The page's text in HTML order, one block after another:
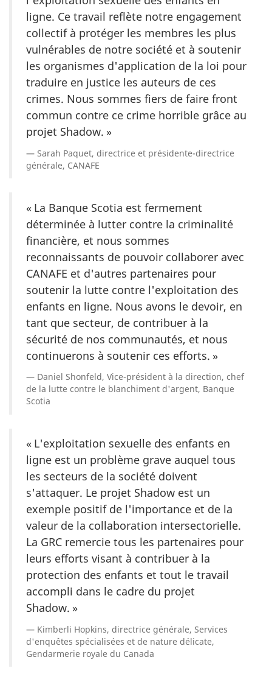
ligne. Ce travail reflète notre engagement
collectif à protéger les membres les plus
vulnérables de notre société et à soutenir
les organismes d'application de la loi pour
traduire en justice les auteurs de ces
crimes. Nous sommes fiers de faire front
commun contre ce crime horrible grâce au
projet Shadow. »
Sarah Paquet, directrice et présidente-directrice
générale, CANAFE
« La Banque Scotia est fermement
déterminée à lutter contre la criminalité
financière, et nous sommes
reconnaissants de pouvoir collaborer avec
CANAFE et d'autres partenaires pour
soutenir la lutte contre l'exploitation des
enfants en ligne. Nous avons le devoir, en
tant que secteur, de contribuer à la
sécurité de nos communautés, et nous
continuerons à soutenir ces efforts. »
Daniel Shonfeld, Vice-président à la direction, chef
de la lutte contre le blanchiment d'argent, Banque
Scotia
« L'exploitation sexuelle des enfants en
ligne est un problème grave auquel tous
les secteurs de la société doivent
s'attaquer. Le projet Shadow est un
exemple positif de l'importance et de la
valeur de la collaboration intersectorielle.
La GRC remercie tous les partenaires pour
leurs efforts visant à contribuer à la
protection des enfants et tout le travail
accompli dans le cadre du projet
Shadow. »
Kimberli Hopkins, directrice générale, Services
d'enquêtes spécialisées et de nature délicate,
Gendarmerie royale du Canada